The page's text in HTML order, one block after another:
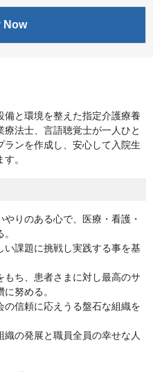
Now
と環境を整えた指定介護療養
法士、言語聴覚士が一人ひと
ランを作成し、安心して入院生
。
りのある心で、医療・看護・
課題に挑戦し実践する事を基
もち、患者さまに対し最高のサ
努める。
信頼に応えうる盤石な組織を
の発展と職員全員の幸せな人